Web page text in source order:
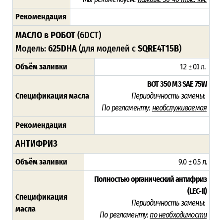
Рекомендация
МАСЛО в РОБОТ(6DCT)
Модель:625DHA(для моделей сSQRE4T15B)
Объём заливки 1.2 ± 0.1 л.
Спецификация масла
BOT 350 M3 SAE 75W
Периодичность замены:
По регламенту: необслуживаемая
Рекомендация
АНТИФРИЗ
Объём заливки 9.0 ± 0.5 л.
Спецификация
масла
Полностью органический антифриз
(LEC-II)
Периодичность замены:
По регламенту:по необходимости